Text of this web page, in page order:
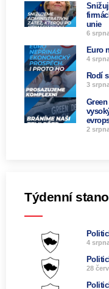
unie
6
Euro
4
Rodí
3
2
Týdenní
4
28